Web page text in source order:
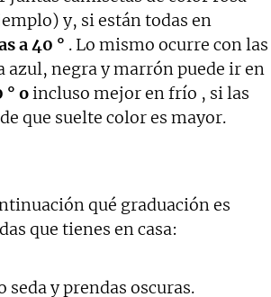
y, si están todas en
a 40 ° . Lo mismo ocurre con las
azul, negra y marrón puede ir en
° oincluso mejor en frío , si las
que suelte color es mayor.
qué graduación es
que tienes en casa:
seda y prendas oscuras.